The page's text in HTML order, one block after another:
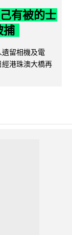
有被的士
捕
留相機及電
港珠澳大橋再